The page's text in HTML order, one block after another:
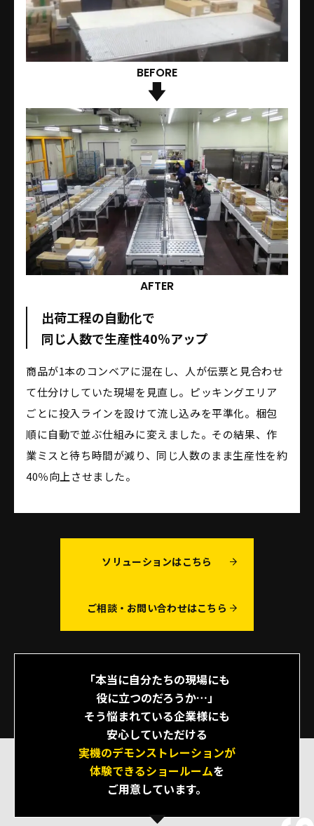
BEFORE
AFTER
出荷工程の自動化で
同じ人数で生産性40％アップ
商品が1本のコンベアに混在し、人が伝票と見合わせ
て仕分けしていた現場を見直し。ピッキングエリア
ごとに投入ラインを設けて流し込みを平準化。梱包
順に自動で並ぶ仕組みに変えました。その結果、作
業ミスと待ち時間が減り、同じ人数のまま生産性を約
40％向上させました。
ソリューションはこちら
ご相談・お問い合わせはこちら
「本当に自分たちの現場にも
役に立つのだろうか…」
そう悩まれている企業様にも
安心していただける
実機のデモンストレーションが
体験できるショールームを
ご用意しています。